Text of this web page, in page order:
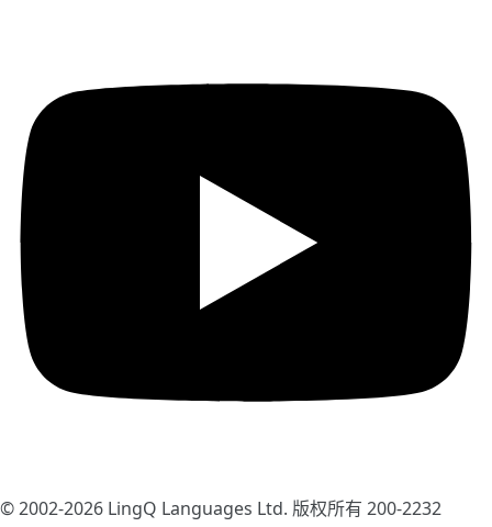
© 2002-2026 LingQ Languages Ltd. 版权所有 200-2232